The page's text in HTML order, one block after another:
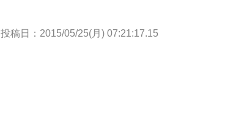
投稿日：2015/05/25(月) 07:21:17.15